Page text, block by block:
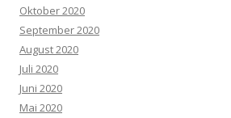
Oktober 2020
September 2020
August 2020
Juli 2020
Juni 2020
Mai 2020